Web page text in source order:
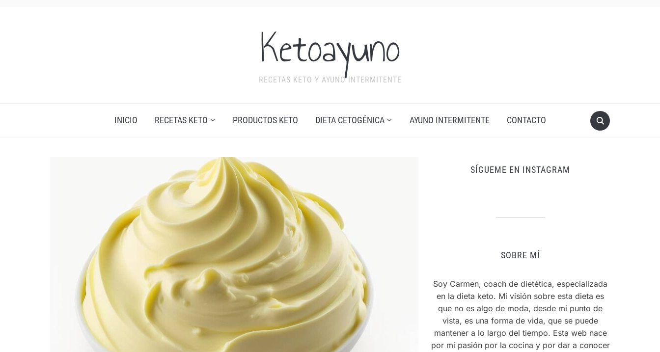
Ketoayuno
RECETAS KETO Y AYUNO INTERMITENTE
INICIO RECETAS KETO PRODUCTOS KETO DIETA CETOGÉNICA AYUNO INTERMITENTE CONTACTO
SÍGUEME EN INSTAGRAM
SOBRE MÍ
Soy Carmen, coach de dietética, especializada
en la dieta keto. Mi visión sobre esta dieta es
que no es algo de moda, desde mi punto de
vista, es una forma de vida, que se puede
mantener a lo largo del tiempo. Esta web nace
por mi pasión por la cocina y por dar a conocer